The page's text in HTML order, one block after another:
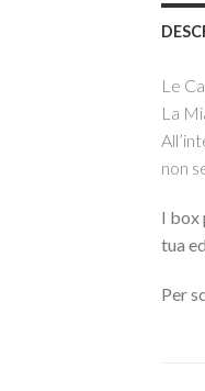
Le
La
non
I box
tua
Per